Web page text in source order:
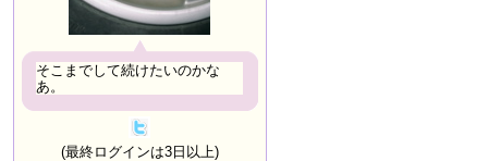
そこまでして続けたいのかな
あ。
(最終ログインは3日以上)